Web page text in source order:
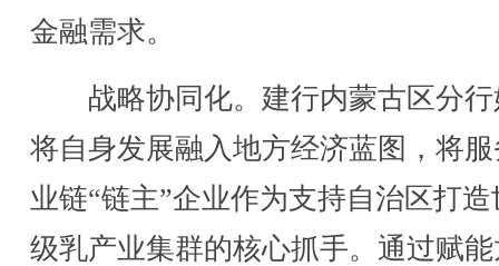
金融需求。
战略协同化。建行内蒙古区分行
将自身发展融入地方经济蓝图，将
业链“链主”企业作为支持自治区打造
级乳产业集群的核心抓手。通过赋